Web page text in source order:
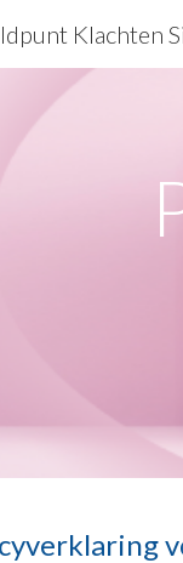
Klachten